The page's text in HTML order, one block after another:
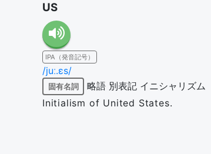
US
IPA（発音記号）
/juː.ɛs/
固有名詞 略語 別表記 イニシャリズム
Initialism of United States.